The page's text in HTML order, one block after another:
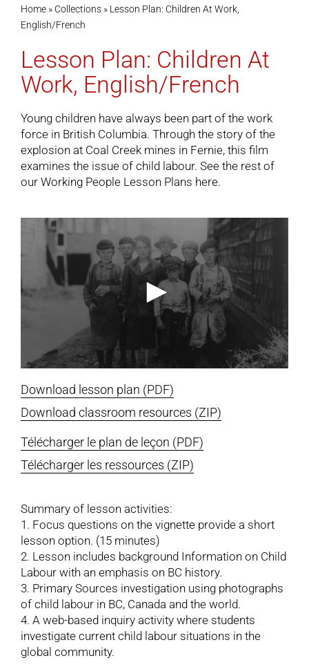
Home» Collections» Lesson Plan: Children At Work,
English/French
Lesson Plan: Children At
Work, English/French
Young children have always been part of the work
force in British Columbia. Through the story of the
explosion at Coal Creek mines in Fernie, this film
examines the issue of child labour. See the rest of
our Working People Lesson Plans here.
Download lesson plan (PDF)
Download classroom resources (ZIP)
Télécharger le plan de leçon (PDF)
Télécharger les ressources (ZIP)
Summary of lesson activities:
1. Focus questions on the vignette provide a short
lesson option. (15 minutes)
2. Lesson includes background Information on Child
Labour with an emphasis on BC history.
3. Primary Sources investigation using photographs
of child labour in BC, Canada and the world.
4. A web-based inquiry activity where students
investigate current child labour situations in the
global community.